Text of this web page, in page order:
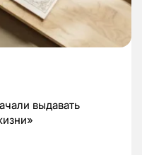
выдавать